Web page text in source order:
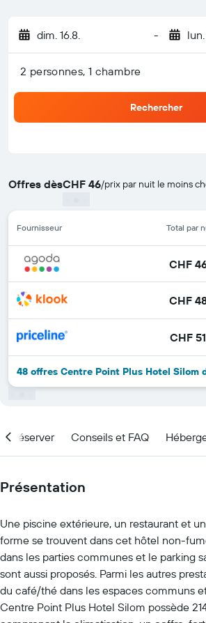
dim. 16.8. - lun.
2 personnes, 1 chambre
Rechercher
Offres dèsCHF 46/prix par nuit le moins
Fournisseur Total par
CHF
CHF
CHF 51
48 offres Centre Point Plus Hotel Silom
réserver Conseils et FAQ
Présentation
Une piscine extérieure, un restaurant et
forme se trouvent dans cet hôtel non-
dans les parties communes et le parking
sont aussi proposés. Parmi les autres
du café/thé dans les espaces communs
Centre Point Plus Hotel Silom possède